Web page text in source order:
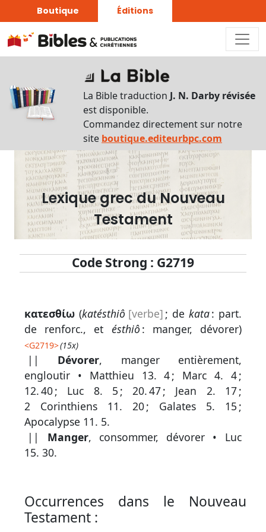
Boutique Éditions
La Bible traduction J. N. Darby révisée
est disponible.
Commandez directement sur notre
site boutique.editeurbpc.com
Lexique grec du Nouveau
Testament
Code Strong : G2719
κατεσθίω (katésthiô [verbe] ; de kata: part.
de renforc., et ésthiô : manger, dévorer)
<G2719>(15x)
|| Dévorer, manger entièrement,
engloutir • Matthieu 13. 4; Marc 4. 4;
12. 40; Luc 8. 5 ;20. 47; Jean 2. 17;
2 Corinthiens 11. 20; Galates 5. 15 ;
Apocalypse 11. 5.
|| Manger, consommer, dévorer • Luc
15. 30.
Occurrences dans le Nouveau
Testament :
Recherche
Rechercher
par
lettre
Rechercher
par
mot
français
Recherche
grec
Rechercher
par
code
strong
lettre
Rechercher